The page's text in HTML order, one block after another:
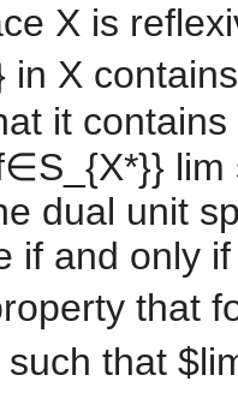
X is
in X
it
dual unit
if and only
that
that